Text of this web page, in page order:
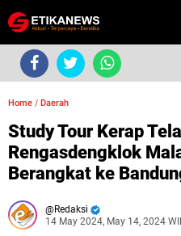
Home / Daerah
Study Tour Kerap
Rengasdengklok
Berangkat ke
Redaksi
14 May 2024, May 14, 2024